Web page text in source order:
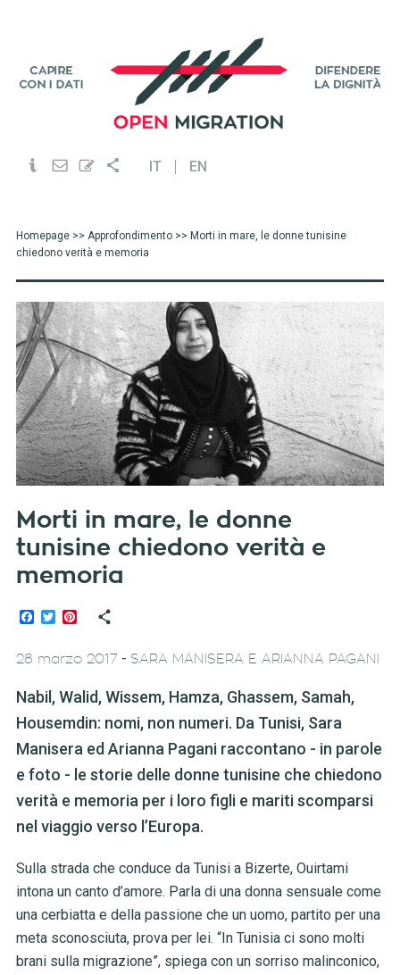
IT EN
Homepage>> Approfondimento>> Morti in mare, le donne tunisine
chiedono verità e memoria
Morti in mare, le donne
tunisine chiedono verità e
memoria
Facebook
TwitterPinterest
28 marzo 2017 - SARA MANISERA E ARIANNA PAGANI
Nabil, Walid, Wissem, Hamza, Ghassem, Samah,
Housemdin: nomi, non numeri. Da Tunisi, Sara
Manisera ed Arianna Pagani raccontano - in parole
e foto - le storie delle donne tunisine che chiedono
verità e memoria per i loro figli e mariti scomparsi
nel viaggio verso l’Europa.
Sulla strada che conduce da Tunisi a Bizerte, Ouirtami
intona un canto d’amore. Parla di una donna sensuale come
una cerbiatta e della passione che un uomo, partito per una
meta sconosciuta, prova per lei. “In Tunisia ci sono molti
brani sulla migrazione”, spiega con un sorriso malinconico,